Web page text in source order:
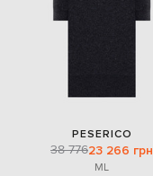
PESERICO
38 77623 266 грн
ML